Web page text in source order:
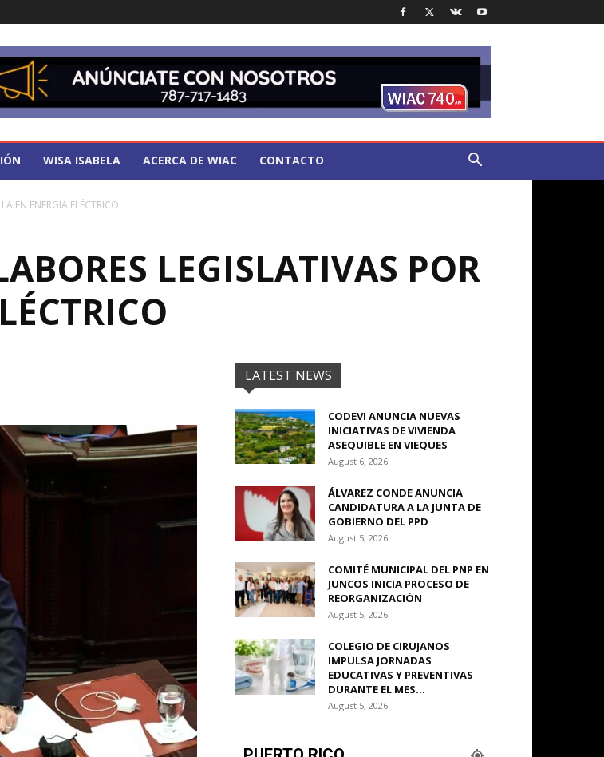
WISA ISABELA ACERCA DE WIAC CONTACTO
EN ENERGÍA ELÉCTRICO
LEGISLATIVAS POR
LATEST NEWS
CODEVI ANUNCIA NUEVAS
INICIATIVAS DE VIVIENDA
ASEQUIBLE EN VIEQUES
August 6, 2026
ÁLVAREZ CONDE ANUNCIA
CANDIDATURA A LA JUNTA DE
GOBIERNO DEL PPD
August 5, 2026
COMITÉ MUNICIPAL DEL PNP EN
JUNCOS INICIA PROCESO DE
REORGANIZACIÓN
August 5, 2026
COLEGIO DE CIRUJANOS
IMPULSA JORNADAS
EDUCATIVAS Y PREVENTIVAS
DURANTE EL MES...
August 5, 2026